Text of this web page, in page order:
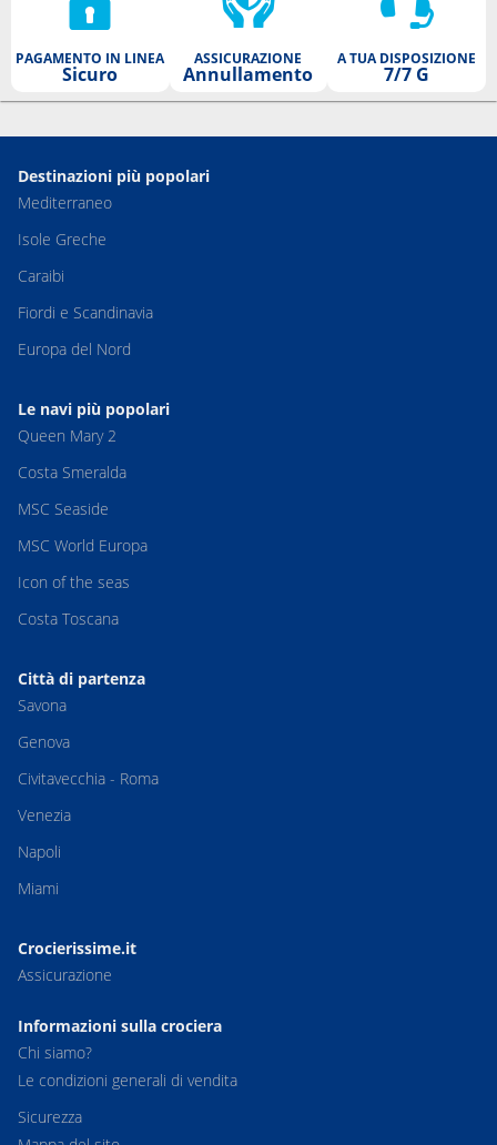
PAGAMENTO IN LINEA
Sicuro
ASSICURAZIONE
Annullamento
A TUA DISPOSIZIONE
7/7 G
Destinazioni più popolari
Mediterraneo
Isole Greche
Caraibi
Fiordi e Scandinavia
Europa del Nord
Le navi più popolari
Queen Mary 2
Costa Smeralda
MSC Seaside
MSC World Europa
Icon of the seas
Costa Toscana
Città di partenza
Savona
Genova
Civitavecchia - Roma
Venezia
Napoli
Miami
Crocierissime.it
Assicurazione
Informazioni sulla crociera
Chi siamo?
Le condizioni generali di vendita
Sicurezza